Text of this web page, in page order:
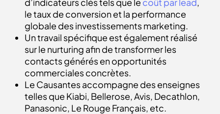
le taux de conversion et la performance
globale des investissements marketing.
Un travail spécifique est également réalisé
sur le nurturing afin de transformer les
contacts générés en opportunités
commerciales concrètes.
Le Causantes accompagne des enseignes
telles que Kiabi, Bellerose, Avis, Decathlon,
Panasonic, Le Rouge Français, etc.